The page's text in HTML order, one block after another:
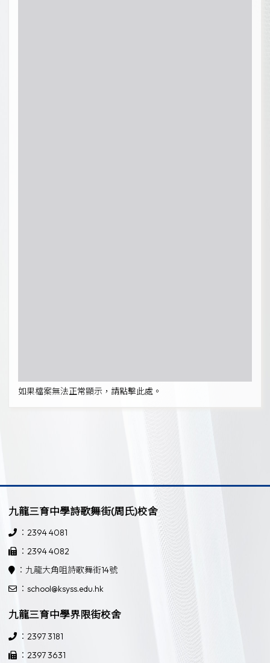
如果檔案無法正常顯示，請點擊此處。
九龍三育中學詩歌舞街(周氏)校舍
：2394 4081
：2394 4082
：九龍大角咀詩歌舞街14號
：school@ksyss.edu.hk
九龍三育中學界限街校舍
：2397 3181
：2397 3631